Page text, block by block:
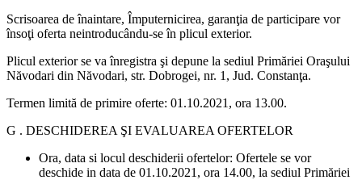
Scrisoarea de înaintare, Împuternicirea, garanţia de participare vor
însoţi oferta neintroducându-se în plicul exterior.
Plicul exterior se va înregistra şi depune la sediul Primăriei Oraşului
Năvodari din Năvodari, str. Dobrogei, nr. 1, Jud. Constanţa.
Termen limită de primire oferte: 01.10.2021, ora 13.00.
G . DESCHIDEREA ŞI EVALUAREA OFERTELOR
Ora, data si locul deschiderii ofertelor: Ofertele se vor
deschide in data de 01.10.2021, ora 14.00, la sediul Primăriei